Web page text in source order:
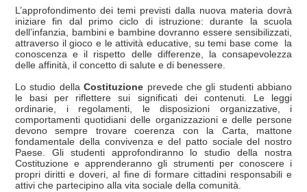
L’approfondimento dei temi previsti dalla nuova materia dovrà
iniziare fin dal primo ciclo di istruzione: durante la scuola
dell’infanzia, bambini e bambine dovranno essere sensibilizzati,
attraverso il gioco e le attività educative, su temi base come la
conoscenza e il rispetto delle differenze, la consapevolezza
delle affinità, il concetto di salute e di benessere.
Lo studio dellaCostituzione prevede che gli studenti abbiano
le basi per riflettere sui significati dei contenuti. Le leggi
ordinarie, i regolamenti, le disposizioni organizzative, i
comportamenti quotidiani delle organizzazioni e delle persone
devono sempre trovare coerenza con la Carta, mattone
fondamentale della convivenza e del patto sociale del nostro
Paese. Gli studenti approfondiranno lo studio della nostra
Costituzione e apprenderanno gli strumenti per conoscere i
propri diritti e doveri, al fine di formare cittadini responsabili e
attivi che partecipino alla vita sociale della comunità.